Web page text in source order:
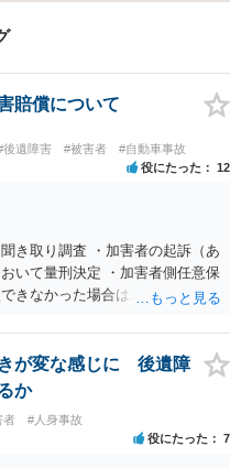
切に得られ、その上で保険会社と
慰謝料、逸失利益及び後遺症慰謝
いただけました。
賠償について
後遺障害 #被害者 #自動車事故
役にたった 12
き取り調査 ・加害者の起訴（あ
いて量刑決定 ・加害者側任意保
きなかった場合は裁判） となり
るはずですので、率直にお答え
が変な感じに 後遺障
か
者 #人身事故
役にたった 7